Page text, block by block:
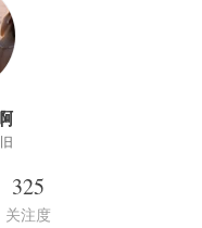
325
关注度